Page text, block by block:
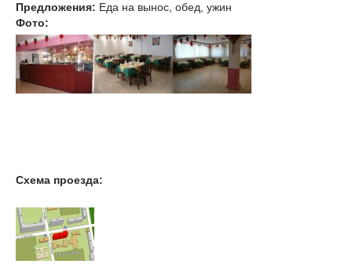
Предложения: Еда на вынос, обед, ужин
Фото:
Схема проезда: